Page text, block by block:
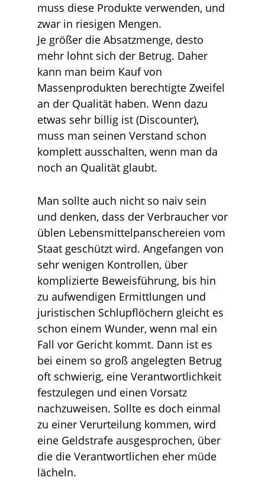
muss diese Produkte verwenden, und
zwar in riesigen Mengen.
Je größer die Absatzmenge, desto
mehr lohnt sich der Betrug. Daher
kann man beim Kauf von
Massenprodukten berechtigte Zweifel
an der Qualität haben. Wenn dazu
etwas sehr billig ist (Discounter),
muss man seinen Verstand schon
komplett ausschalten, wenn man da
noch an Qualität glaubt.
Man sollte auch nicht so naiv sein
und denken, dass der Verbraucher vor
üblen Lebensmittelpanschereien vom
Staat geschützt wird. Angefangen von
sehr wenigen Kontrollen, über
komplizierte Beweisführung, bis hin
zu aufwendigen Ermittlungen und
juristischen Schlupflöchern gleicht es
schon einem Wunder, wenn mal ein
Fall vor Gericht kommt. Dann ist es
bei einem so groß angelegten Betrug
oft schwierig, eine Verantwortlichkeit
festzulegen und einen Vorsatz
nachzuweisen. Sollte es doch einmal
zu einer Verurteilung kommen, wird
eine Geldstrafe ausgesprochen, über
die die Verantwortlichen eher müde
lächeln.